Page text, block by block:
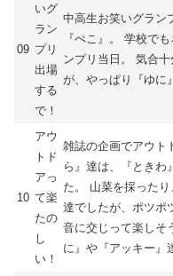
09
いグ
ラン
プリ
出場
する
で！
中高生お笑いグラン
『ぺこ』。 学校で
ンプリ当日。 気合
が、やっぱり『ゆに
10
アウ
トド
アっ
て楽
たの
し
い！
雑誌の企画でアウト
ら』達は、『ときわ
た。 山菜を採った
達でしたが、ポツポ
音に交じって楽しそ
に』や『アッキー